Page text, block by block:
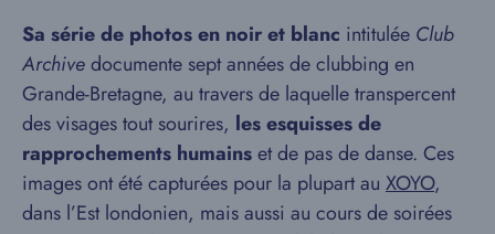
Sa série de photos en noir et blanc intitulée Club
Archivedocumente sept années de clubbing en
Grande-Bretagne, au travers de laquelle transpercent
des visages tout sourires, les esquisses de
rapprochements humainset de pas de danse. Ces
images ont été capturées pour la plupart au XOYO,
dans l’Est londonien, mais aussi au cours de soirées